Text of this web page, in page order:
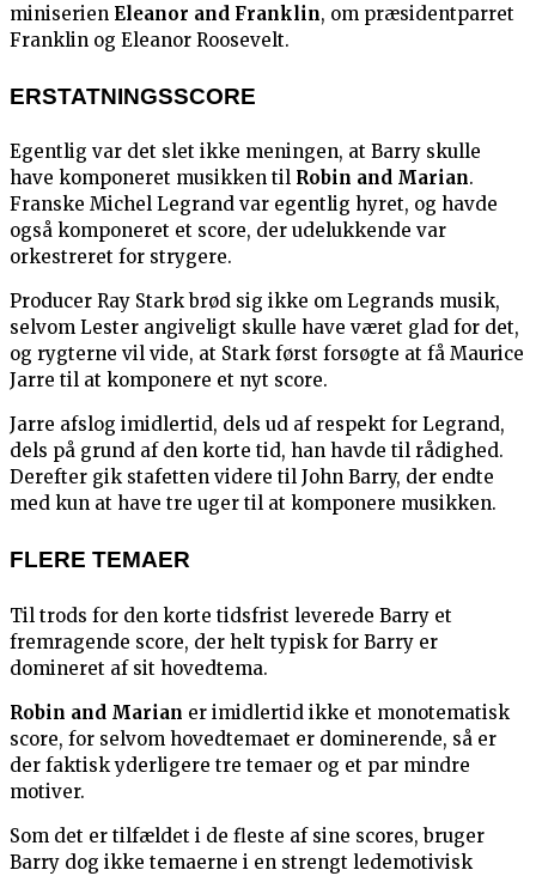
miniserien Eleanor and Franklin, om præsidentparret
Franklin og Eleanor Roosevelt.
ERSTATNINGSSCORE
Egentlig var det slet ikke meningen, at Barry skulle
have komponeret musikken til Robin and Marian.
Franske Michel Legrand var egentlig hyret, og havde
også komponeret et score, der udelukkende var
orkestreret for strygere.
Producer Ray Stark brød sig ikke om Legrands musik,
selvom Lester angiveligt skulle have været glad for det,
og rygterne vil vide, at Stark først forsøgte at få Maurice
Jarre til at komponere et nyt score.
Jarre afslog imidlertid, dels ud af respekt for Legrand,
dels på grund af den korte tid, han havde til rådighed.
Derefter gik stafetten videre til John Barry, der endte
med kun at have tre uger til at komponere musikken.
FLERE TEMAER
Til trods for den korte tidsfrist leverede Barry et
fremragende score, der helt typisk for Barry er
domineret af sit hovedtema.
Robin and Marian er imidlertid ikke et monotematisk
score, for selvom hovedtemaet er dominerende, så er
der faktisk yderligere tre temaer og et par mindre
motiver.
Som det er tilfældet i de fleste af sine scores, bruger
Barry dog ikke temaerne i en strengt ledemotivisk